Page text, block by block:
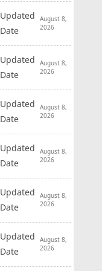
Updated
Date
August 8,
2026
Updated
Date
August 8,
2026
Updated
Date
August 8,
2026
Updated
Date
August 8,
2026
Updated
Date
August 8,
2026
Updated
Date
August 8,
2026